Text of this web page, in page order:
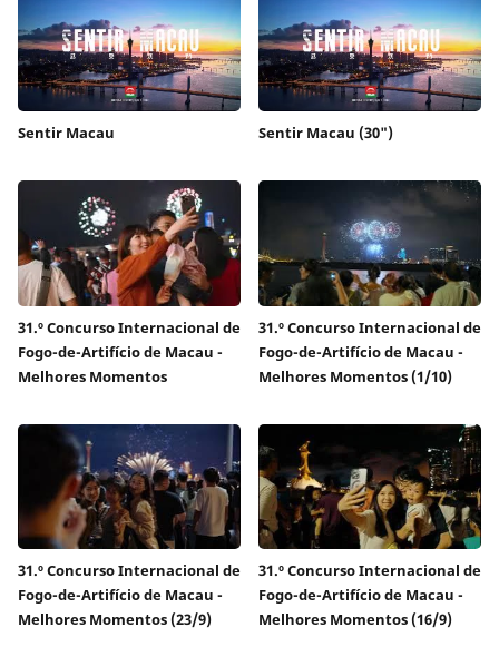
Sentir Macau Sentir Macau (30")
31.º Concurso Internacional de
Fogo-de-Artifício de Macau -
Melhores Momentos
31.º Concurso Internacional de
Fogo-de-Artifício de Macau -
Melhores Momentos (1/10)
31.º Concurso Internacional de
Fogo-de-Artifício de Macau -
Melhores Momentos (23/9)
31.º Concurso Internacional de
Fogo-de-Artifício de Macau -
Melhores Momentos (16/9)